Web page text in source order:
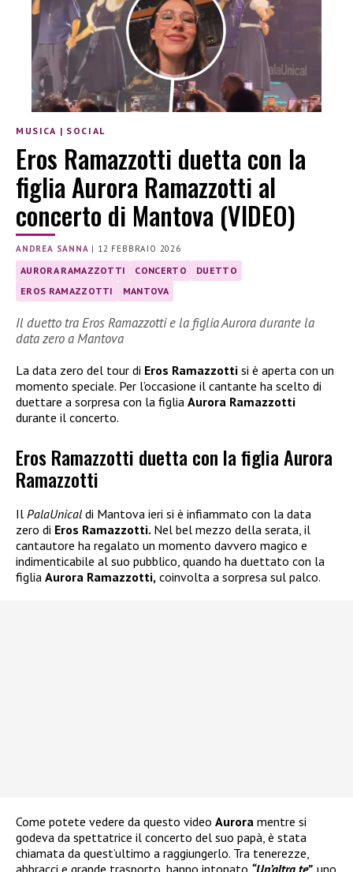
MUSICA | SOCIAL
Eros Ramazzotti duetta con la
figlia Aurora Ramazzotti al
concerto di Mantova (VIDEO)
ANDREA SANNA | 12 FEBBRAIO 2026
AURORA RAMAZZOTTI CONCERTO
DUETTO
EROS RAMAZZOTTI
MANTOVA
Il duetto tra Eros Ramazzotti e la figlia Aurora durante la
data zero a Mantova
La data zero del tour di Eros Ramazzotti si è aperta con un
momento speciale. Per l’occasione il cantante ha scelto di
duettare a sorpresa con la figlia Aurora Ramazzotti
durante il concerto.
Eros Ramazzotti duetta con la figlia Aurora
Ramazzotti
Il PalaUnical di Mantova ieri si è infiammato con la data
zero di Eros Ramazzotti. Nel bel mezzo della serata, il
cantautore ha regalato un momento davvero magico e
indimenticabile al suo pubblico, quando ha duettato con la
figlia Aurora Ramazzotti, coinvolta a sorpresa sul palco.
Come potete vedere da questo video Aurora mentre si
godeva da spettatrice il concerto del suo papà, è stata
chiamata da quest’ultimo a raggiungerlo. Tra tenerezze,